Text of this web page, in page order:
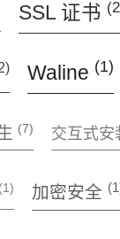
SSL 证书
Waline (1)
(7) 交互式安
(1) 加密安全